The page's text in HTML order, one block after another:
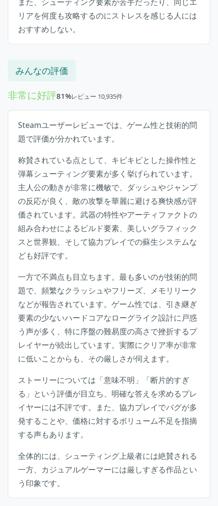
リアを何度も攻略するのにストレスを感じる人には
おすすめしない。
みんなの評価
非常に好評81%レビュー 10,935件
Steamユーザーレビューでは、ゲーム性と技術的問
題で評価が分かれています。
称賛されている点として、キビキビとした操作性と
弾幕シューティング要素が多く挙げられています。
主人公の動きが非常に機敏で、ダッシュやジャンプ
の反応が良く、敵の攻撃を華麗に避ける爽快感が評
価されています。武器の特性やアーティファクトの
組み合わせによるビルド要素、美しいグラフィック
スと世界観、そして協力プレイでの蘇生システムな
ども好評です。
一方で不満点も目立ちます。最も多いのが技術的問
題で、頻繁なクラッシュやフリーズ、メモリリーク
などが報告されています。ゲーム性では、引き継ぎ
要素の少ないハードコアなローグライク設計に戸惑
う声が多く、特に序盤の難易度の高さで挫折するプ
レイヤーが続出しています。実際にクリア率が非常
に低いことからも、その厳しさが伺えます。
ストーリーについては「意味不明」「断片的すぎ
る」という評価が目立ち、明確な答えを求めるプレ
イヤーには不評です。また、協力プレイでバグが多
発することや、価格に対するボリューム不足を指摘
する声もあります。
全体的には、シューティング上級者には絶賛される
一方、カジュアルゲーマーには厳しすぎる作品とい
う印象です。